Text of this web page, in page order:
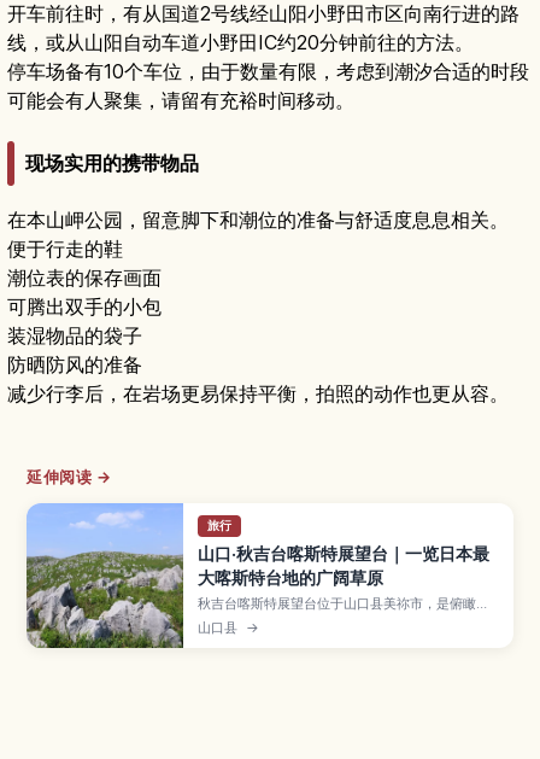
开车前往时，有从国道2号线经山阳小野田市区向南行进的路
线，或从山阳自动车道小野田IC约20分钟前往的方法。
停车场备有10个车位，由于数量有限，考虑到潮汐合适的时段
可能会有人聚集，请留有充裕时间移动。
现场实用的携带物品
在本山岬公园，留意脚下和潮位的准备与舒适度息息相关。
便于行走的鞋
潮位表的保存画面
可腾出双手的小包
装湿物品的袋子
防晒防风的准备
减少行李后，在岩场更易保持平衡，拍照的动作也更从容。
延伸阅读 →
旅行
山口·秋吉台喀斯特展望台｜一览日本最
大喀斯特台地的广阔草原
秋吉台喀斯特展望台位于山口县美祢市，是俯瞰日
本最大喀斯特台地的绝佳观景点，一望无际的草原
与白色石灰岩构成壮阔景色。文章将介绍四季不同
山口县 →